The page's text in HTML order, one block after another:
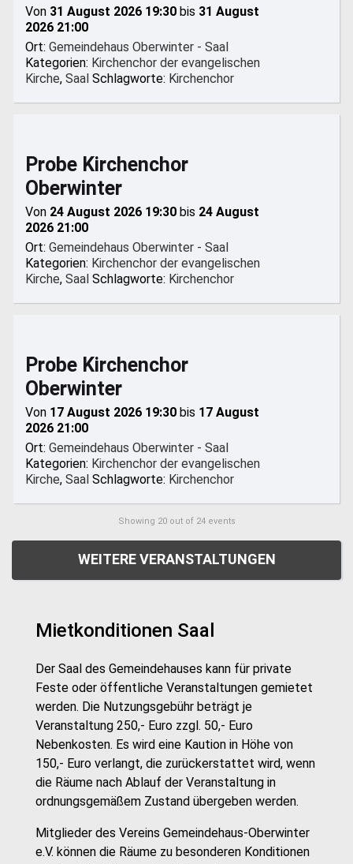
Von 31 August 2026 19:30 bis 31 August
2026 21:00
Ort:Gemeindehaus Oberwinter - Saal
Kategorien: Kirchenchor der evangelischen
Kirche,Saal Schlagworte: Kirchenchor
Probe Kirchenchor
Oberwinter
Von 24 August 2026 19:30 bis 24 August
2026 21:00
Ort:Gemeindehaus Oberwinter - Saal
Kategorien: Kirchenchor der evangelischen
Kirche,Saal Schlagworte: Kirchenchor
Probe Kirchenchor
Oberwinter
Von 17 August 2026 19:30 bis 17 August
2026 21:00
Ort:Gemeindehaus Oberwinter - Saal
Kategorien: Kirchenchor der evangelischen
Kirche,Saal Schlagworte: Kirchenchor
Showing 20out of 24 events
WEITERE VERANSTALTUNGEN
Mietkonditionen Saal
Der Saal des Gemeindehauses kann für private
Feste oder öffentliche Veranstaltungen gemietet
werden. Die Nutzungsgebühr beträgt je
Veranstaltung 250,- Euro zzgl. 50,- Euro
Nebenkosten. Es wird eine Kaution in Höhe von
150,- Euro verlangt, die zurückerstattet wird, wenn
die Räume nach Ablauf der Veranstaltung in
ordnungsgemäßem Zustand übergeben werden.
Mitglieder des Vereins Gemeindehaus-Oberwinter
e.V. können die Räume zu besonderen Konditionen